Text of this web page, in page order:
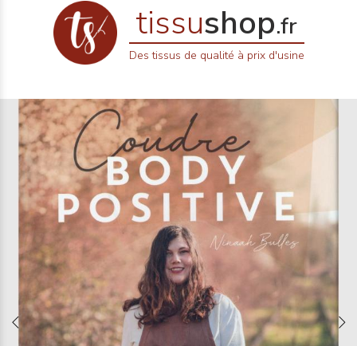
tissushop.fr
Des tissus de qualité à prix d'usine